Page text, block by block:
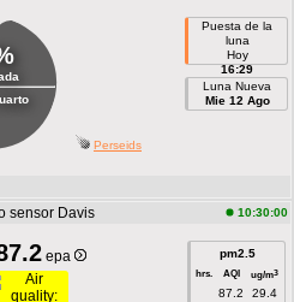
Puesta de la
luna
Hoy
16:29
Luna Nueva
Mie 12 Ago
Perseids
sensor Davis 10:30:00
epa pm2.5
hrs. AQI ug/m3
87.2 29.4